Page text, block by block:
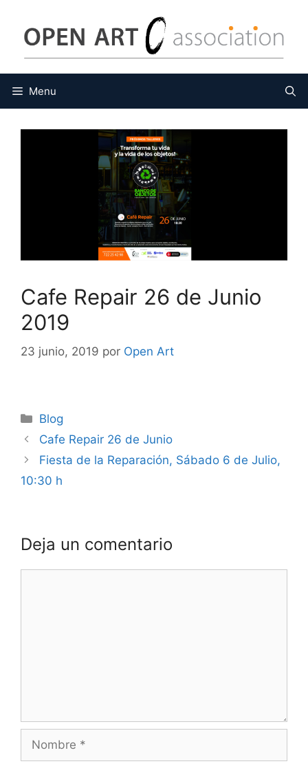
contenido
Menu
Cafe Repair 26 de Junio
2019
23 junio, 2019 por Open Art
Categorías
Blog
Navegación
de
Cafe Repair 26 de Junio
Fiesta de la Reparación, Sábado 6 de Julio,
10:30 h
Deja un comentario